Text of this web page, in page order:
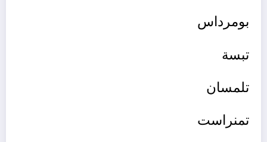
بومرداس
تبسة
تلمسان
تمنراست